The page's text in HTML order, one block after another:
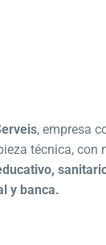
, empresa
técnica, con
y banca.